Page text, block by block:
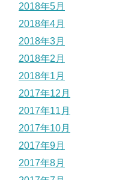
2018年5月
2018年4月
2018年3月
2018年2月
2018年1月
2017年12月
2017年11月
2017年10月
2017年9月
2017年8月